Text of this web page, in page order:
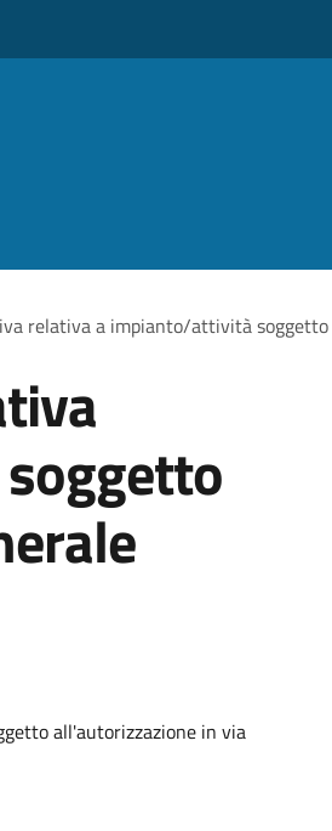
relativa a impianto/attività
all'autorizzazione in via